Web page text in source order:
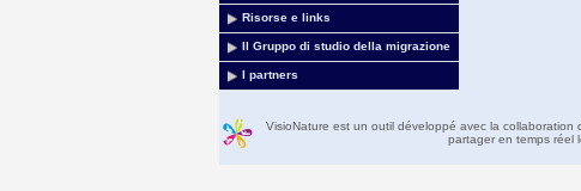
Risorse e links
Il Gruppo di studio della migrazione
I partners
VisioNature est un outil développé avec la
partager en temps réel